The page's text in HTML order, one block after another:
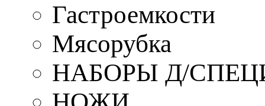
Гастроемкости
Мясорубка
НАБОРЫ Д/